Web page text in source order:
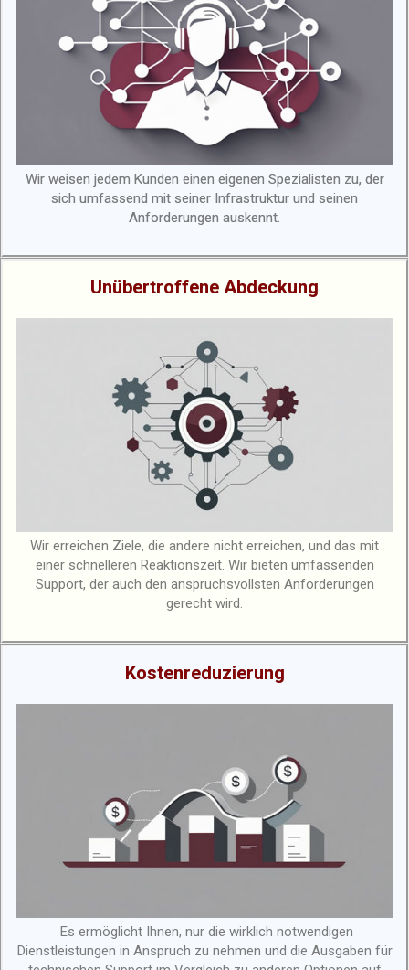
Wir weisen jedem Kunden einen eigenen Spezialisten zu, der
sich umfassend mit seiner Infrastruktur und seinen
Anforderungen auskennt.
Unübertroffene Abdeckung
Wir erreichen Ziele, die andere nicht erreichen, und das mit
einer schnelleren Reaktionszeit. Wir bieten umfassenden
Support, der auch den anspruchsvollsten Anforderungen
gerecht wird.
Kostenreduzierung
Es ermöglicht Ihnen, nur die wirklich notwendigen
Dienstleistungen in Anspruch zu nehmen und die Ausgaben für